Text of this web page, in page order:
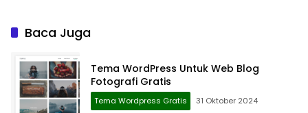
Baca Juga
Tema WordPress Untuk Web Blog
Fotografi Gratis
Tema Wordpress Gratis 31 Oktober 2024